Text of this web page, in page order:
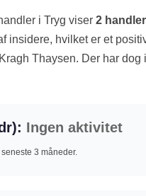
i Tryg viser 2 handler
insidere, hvilket er et
Thaysen. Der har
Ingen aktivitet
3 måneder.